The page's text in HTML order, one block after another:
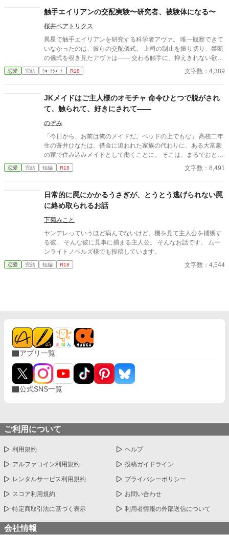
が、レイルドには隠している秘密……性癖があった。 ――君の××
××、触らせてもらえないだろうか？
触手エイリアンの交配実験〜研究者、被験体になる〜
桜井ベアトリクス
異星で触手エイリアンを研究する科学者アヴァ。 唯一観察できて
いなかったのは、彼らの交配儀式。 上司の制止を振り切り、禁断
の儀式を覗き見たアヴァは―― 交わる触手に、抑えきれない欲望
を覚える。 「私も……私も交配したい」 太く長い触手が、体の奥
深くまで侵入してくる。 研究者が、快楽の実験体になる夜。
恋愛 完結 ｼｮｰﾄｼｮｰﾄ R18 文字数：4,389
JKメイドはご主人様のオモチャ 命令ひとつで脱がされ
て、触られて、好きにされて――
のぞみ
「今日から、お前は俺のメイドだ。ベッドの上でもな」 高校二年
生の蒼井ひなたは、借金に追われた家族の代わりに、ある大富豪
の家で住み込みメイドとして働くことに。 そこは、まるでおとぎ
話に出てきそうな大きな洋館。 でも、そこで待っていたのは、同
じ高校に通うちょっと有名な男の子――完璧だけど性格が超ドS
しかも、彼の命令はちょっと普通じゃない。 「掃除だけじゃダメ
だろ？ ご主人様の癒しも、メイドの大事な仕事だろ？」 手を握
られるたび、耳元で囁かれるたび、心臓がバクバクする。 なの
に、ひなたの体はどんどん反応してしまって…。 怒ったり照れた
りしながらも、次第に蓮に惹かれていくひなた。 だけど、彼には
まだ知られていない秘密があって―― 「…ほんとは、ずっと前か
ら、私…」 ただのメイドなんかじゃ終わりたくない。 恋と欲望が
交差する、ちょっぴり危険な主従ラブストーリー。
恋愛 完結 短編 R18 文字数：8,491
日常的に罠にかかるうさぎが、とうとう逃げられない罠
に絡め取られるお話
下菊みこと
ヤンデレっていうほど病んでないけど、機を見て主人公を捕獲す
る彼。 そんな彼に見事に捕まる主人公。 そんなお話です。 ムー
ンライトノベルズ様でも投稿しています。
恋愛 完結 短編 R18 文字数：4,544
アプリ一覧
公式SNS一覧
ご利用について
利用規約 ヘルプ
アルファコイン利用規約 投稿ガイドライン
レンタルサービス利用規約 プライバシーポリシー
スコア利用規約 お問い合わせ
特定商取引法に基づく表示 利用者情報の外部送信について
会社情報